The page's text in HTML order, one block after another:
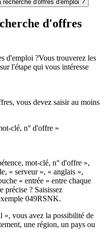
d'offres d'emploi ?
d'offres
d'emploi ?Vous trouverez les
l'étape qui vous intéresse
vous devez saisir au moins
clé, n° d'offre »
mot-clé, n° d'offre »,
« serveur », « anglais »,
« entrée » entre chaque
précise ? Saisissez
049RSNK.
», vous avez la possibilité de
une région, un pays ou